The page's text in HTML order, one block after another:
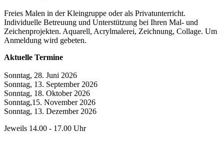
Freies Malen in der Kleingruppe oder als Privatunterricht.
Individuelle Betreuung und Unterstützung bei Ihren Mal- und
Zeichenprojekten. Aquarell, Acrylmalerei, Zeichnung, Collage. Um
Anmeldung wird gebeten.
Aktuelle Termine
Sonntag, 28. Juni 2026
Sonntag, 13. September 2026
Sonntag, 18. Oktober 2026
Sonntag,15. November 2026
Sonntag, 13. Dezember 2026
Jeweils 14.00 - 17.00 Uhr